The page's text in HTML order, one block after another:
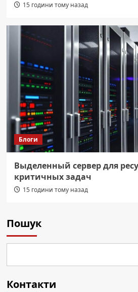
15 години тому назад
Блоги
Выделенный сервер для
критичных задач
15 години тому назад
Пошук
Контакти